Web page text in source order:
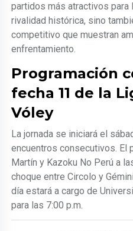
partidos más atractivos para
rivalidad histórica, sino
competitivo que muestran
enfrentamiento.
Programación
fecha 11 de la
Vóley
La jornada se iniciará el
encuentros consecutivos. El
Martín y Kazoku No Perú a
choque entre Circolo y
día estará a cargo de
para las 7:00 p.m.